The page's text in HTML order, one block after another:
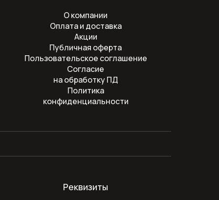
О компании
Оплата и доставка
Акции
Публичная оферта
Пользовательское соглашение
Согласие
на обработку ПД
Политика
конфиденциальности
Реквизиты